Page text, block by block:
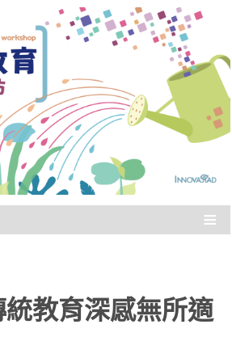
作坊
era workshop
≡
教育深感無所適